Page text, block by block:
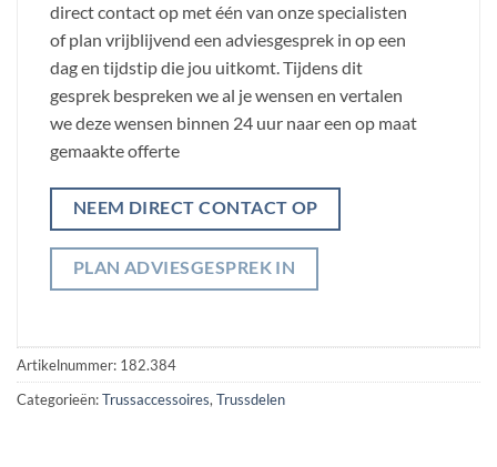
direct contact op met één van onze specialisten
of plan vrijblijvend een adviesgesprek in op een
dag en tijdstip die jou uitkomt. Tijdens dit
gesprek bespreken we al je wensen en vertalen
we deze wensen binnen 24 uur naar een op maat
gemaakte offerte
NEEM DIRECT CONTACT OP
PLAN ADVIESGESPREK IN
Artikelnummer: 182.384
Categorieën:Trussaccessoires, Trussdelen